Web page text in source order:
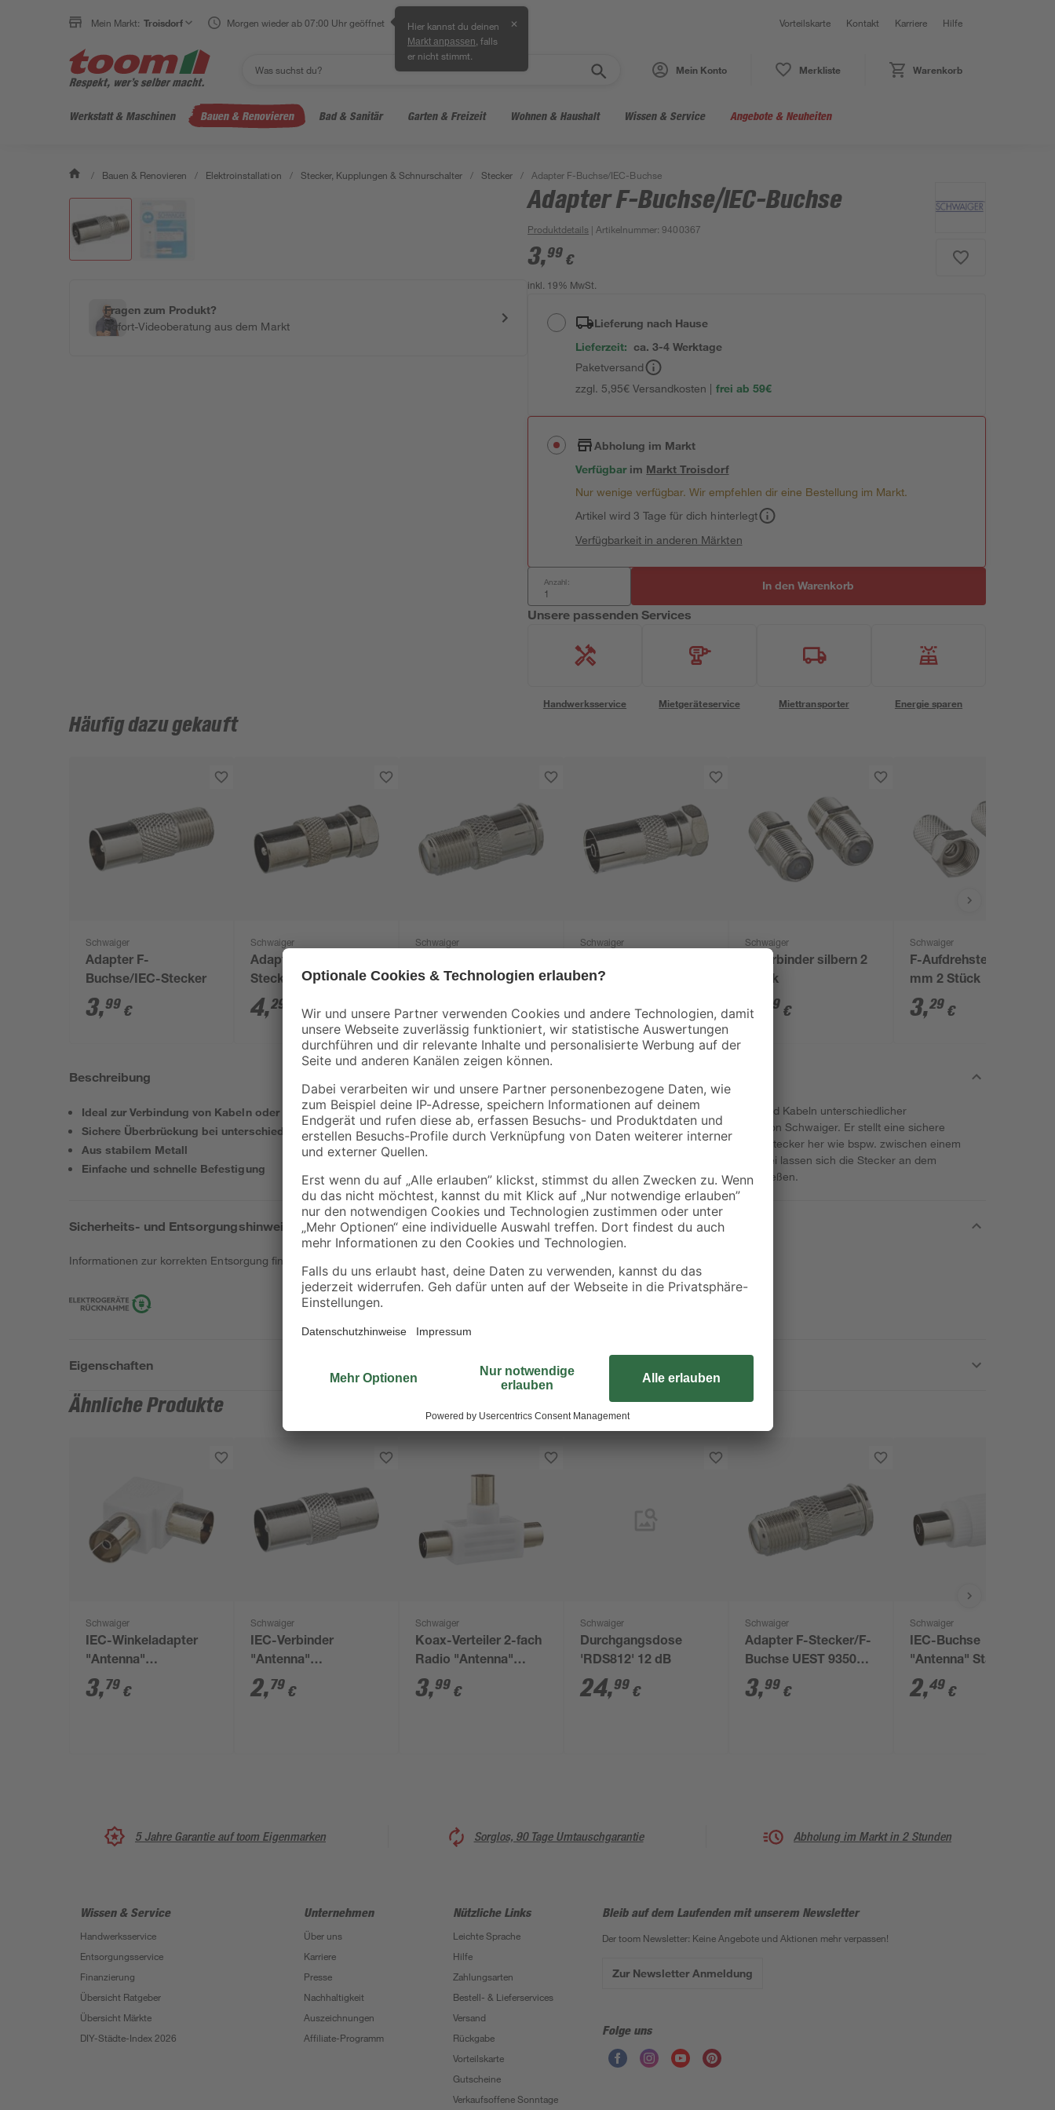
Mein Markt: Troisdorf Morgen wieder ab 07:00 Uhr geöffnet Hier kannst du deinen
Markt anpassen , falls
er nicht stimmt.
✕ Vorteilskarte Kontakt Karriere Hilfe
Mein Konto Merkliste Warenkorb
Werkstatt & Maschinen Bauen & Renovieren Bad & Sanitär Garten & Freizeit Wohnen & Haushalt Wissen & Service Angebote & Neuheiten
/ Bauen & Renovieren / Elektroinstallation / Stecker, Kupplungen & Schnurschalter / Stecker / Adapter F-Buchse/IEC-Buchse
Fragen zum Produkt?
Sofort-Videoberatung aus dem Markt
Adapter F-Buchse/IEC-Buchse
Produktdetails | Artikelnummer:9400367
3,99 €
inkl. 19% MwSt.
Lieferung nach Hause
Lieferzeit: ca. 3-4 Werktage
Paketversand
zzgl. 5,95€ Versandkosten | frei ab 59€
Abholung im Markt
Verfügbar im MarktTroisdorf
Nur wenige verfügbar. Wir empfehlen dir eine Bestellung im Markt.
Artikel wird 3 Tage für dich hinterlegt
Verfügbarkeit in anderen Märkten
Anzahl: In den Warenkorb
Unsere passenden Services
Handwerksservice Mietgeräteservice Miettransporter Energie sparen
Häufig dazu gekauft
Schwaiger
Adapter F-
Buchse/IEC-Stecker
3,99 €
Schwaiger
Adapter F-
Stecker/IEC-Stecker
4,29
Schwaiger
Buchse UEST 9350
3, €
Schwaiger
Stecker/IEC-Buchse
3, €
Schwaiger
F-Verbinder silbern 2
Stück
3 59 €
Schwaiger
F-Aufdrehstecker Ø 7
mm 2 Stück
3,29 €
Beschreibung
Ideal zur Verbindung von Kabeln oder Anschlüssen
Sichere Überbrückung bei unterschiedlichen Steckertypen
Aus stabilem Metall
Einfache und schnelle Befestigung
Zur optimalen Signalübertragung bei Geräten und Kabeln unterschiedlicher
Anschlussarten empfehlen wir diesen Adapter von Schwaiger. Er stellt eine sichere
Verbindung zwischen einem F- und einem IEC-Stecker her wie bspw. zwischen einem
Antennen- und einem SAT-Anschlusskabel. Dabei lassen sich die Stecker an dem
robustem Metalladapter schnell und fest anschließen.
Sicherheits- und Entsorgungshinweise
Informationen zur korrekten Entsorgung findest du
Eigenschaften
Ähnliche Produkte
Schwaiger
IEC-Winkeladapter
"Antenna"
Professional
3,79 €
Schwaiger
IEC-Verbinder
"Antenna"
Professional Stecker
2,79 €
Schwaiger
Koax-Verteiler 2-fach
Radio "Antenna"
Standard
3,99 €
Schwaiger
Durchgangsdose
'RDS812' 12 dB
24,99 €
Schwaiger
Adapter F-Stecker/F-
Buchse UEST 9350
Professional
3,99 €
Schwaiger
IEC-Buchse
"Antenna" Standard
2,49 €
5 Jahre Garantie auf toom Eigenmarken Sorglos, 90 Tage Umtauschgarantie Abholung im Markt in 2 Stunden
Wissen & Service
Handwerksservice
Entsorgungsservice
Finanzierung
Übersicht Ratgeber
Übersicht Märkte
DIY-Städte-Index 2026
Unternehmen
Über uns
Karriere
Presse
Nachhaltigkeit
Auszeichnungen
Affiliate-Programm
Nützliche Links
Leichte Sprache
Hilfe
Zahlungsarten
Bestell- & Lieferservices
Versand
Rückgabe
Vorteilskarte
Gutscheine
Verkaufsoffene Sonntage
Bleib auf dem Laufenden mit unserem Newsletter
Der toom Newsletter: Keine Angebote und Aktionen mehr verpassen!
Zur Newsletter Anmeldung
Folge uns